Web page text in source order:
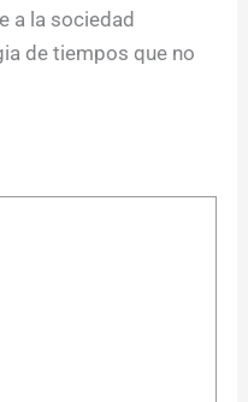
a la sociedad
de tiempos que no